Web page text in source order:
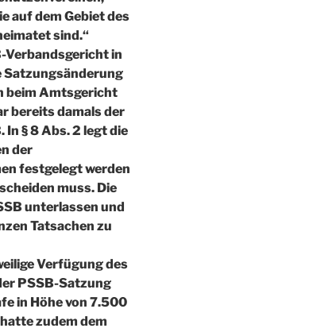
auf dem Gebiet des
sind.“
Verbandsgericht in
Satzungsänderung
beim Amtsgericht
bereits damals der
In § 8 Abs. 2 legt die
der
festgelegt werden
muss. Die
unterlassen und
Tatsachen zu
Verfügung des
PSSB-Satzung
in Höhe von 7.500
zudem dem